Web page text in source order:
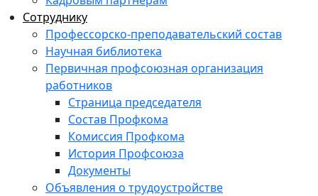
Сотруднику
Профессорско-преподавательский состав
Научная библиотека
Первичная профсоюзная организация
работников
Страница председателя
Состав Профкома
Комиссия Профкома
История Профсоюза
Документы
Объявления о трудоустройстве